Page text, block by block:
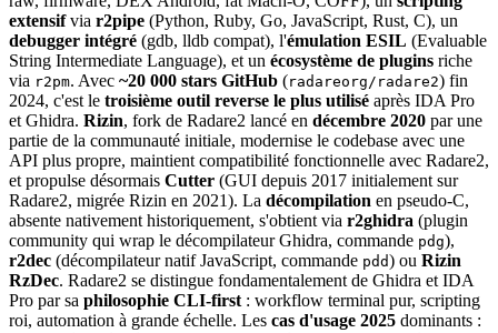
extensifvia r2pipe (Python, Ruby, Go, JavaScript, Rust, C), un
debugger intégré (gdb, lldb compat), l'émulation ESIL (Evaluable
String Intermediate Language), et un écosystème de plugins riche
via r2pm. Avec ~20 000 stars GitHub (radareorg/radare2) fin
2024, c'est le troisième outil reverse le plus utilisé après IDA Pro
et Ghidra. Rizin, fork de Radare2 lancé en décembre 2020 par une
partie de la communauté initiale, modernise le codebase avec une
API plus propre, maintient compatibilité fonctionnelle avec Radare2,
et propulse désormais Cutter (GUI depuis 2017 initialement sur
Radare2, migrée Rizin en 2021). La décompilation en pseudo-C,
absente nativement historiquement, s'obtient via r2ghidra (plugin
community qui wrap le décompilateur Ghidra, commande pdg),
r2dec (décompilateur natif JavaScript, commande pdd) ou Rizin
RzDec. Radare2 se distingue fondamentalement de Ghidra et IDA
Pro par sa philosophie CLI-first : workflow terminal pur, scripting
roi, automation à grande échelle. Les cas d'usage 2025 dominants :